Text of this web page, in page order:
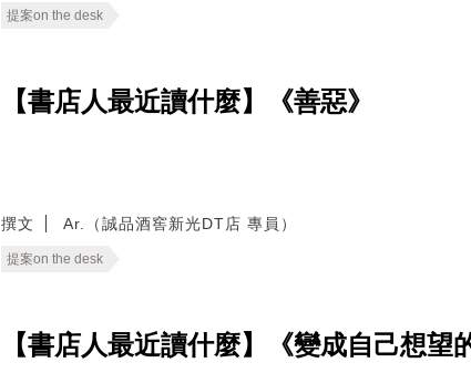
提案on the desk
【書店人最近讀什麼】《善惡》
撰文 Ar.（誠品酒窖新光DT店 專員）
提案on the desk
【書店人最近讀什麼】《變成自己想望